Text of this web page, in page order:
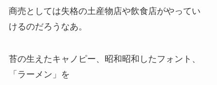
商売としては失格の土産物店や飲食店がやってい
けるのだろうなあ。
苔の生えたキャノピー、昭和昭和したフォント、
「ラーメン」を